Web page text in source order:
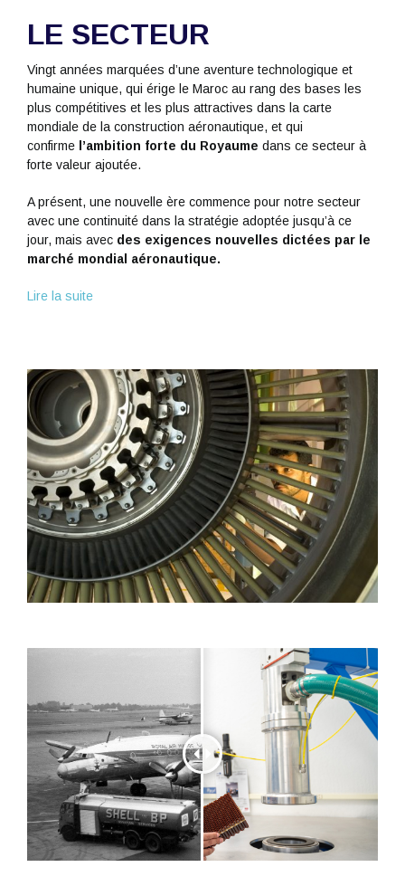
LE SECTEUR
Vingt années marquées d’une aventure technologique et
humaine unique, qui érige le Maroc au rang des bases les
plus compétitives et les plus attractives dans la carte
mondiale de la construction aéronautique, et qui
confirme l’ambition forte du Royaume dans ce secteur à
forte valeur ajoutée.
A présent, une nouvelle ère commence pour notre secteur
avec une continuité dans la stratégie adoptée jusqu’à ce
jour, mais avec des exigences nouvelles dictées par le
marché mondial aéronautique.
Lire la suite